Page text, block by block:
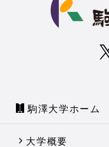
駒澤大学ホーム
大学概要